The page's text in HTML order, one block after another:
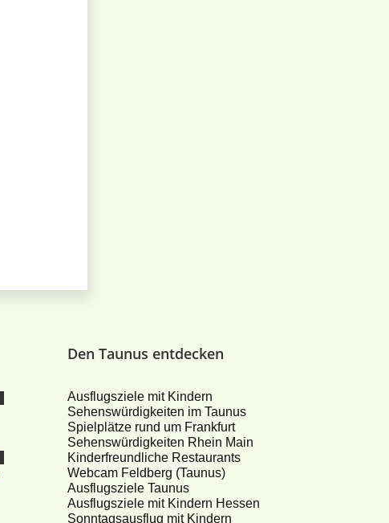
Den Taunus entdecken
Ausflugsziele mit Kindern
Sehenswürdigkeiten im Taunus
Spielplätze rund um Frankfurt
Sehenswürdigkeiten Rhein Main
Kinderfreundliche Restaurants
Webcam Feldberg (Taunus)
Ausflugsziele Taunus
Ausflugsziele mit Kindern Hessen
Sonntagsausflug mit Kindern